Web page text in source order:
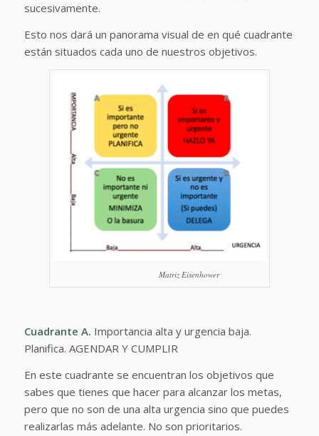
sucesivamente.
Esto nos dará un panorama visual de en qué cuadrante
están situados cada uno de nuestros objetivos.
Matriz Eisenhower
Cuadrante A. Importancia alta y urgencia baja.
Planifica. AGENDAR Y CUMPLIR
En este cuadrante se encuentran los objetivos que
sabes que tienes que hacer para alcanzar los metas,
pero que no son de una alta urgencia sino que puedes
realizarlas más adelante. No son prioritarios.